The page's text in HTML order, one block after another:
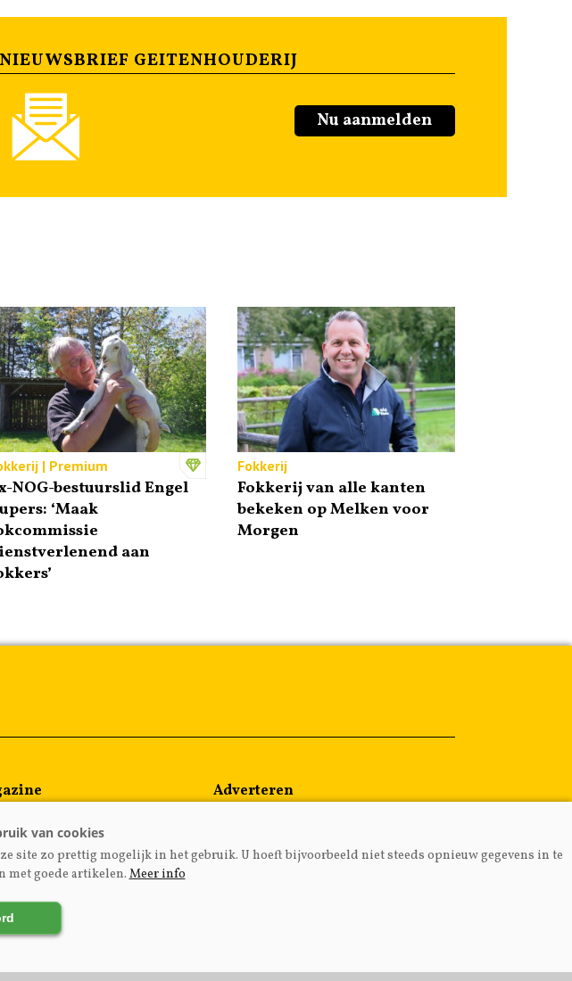
NIEUWSBRIEF GEITENHOUDERIJ
Nu aanmelden
| Premium
NOG-bestuurslid Engel
‘Maak
aan
Fokkerij
Fokkerij van alle kanten
bekeken op Melken voor
Morgen
Adverteren
Over ons
site zo prettig mogelijk in het gebruik. U hoeft bijvoorbeeld niet steeds opnieuw gegevens in te
met goede artikelen.Meer info